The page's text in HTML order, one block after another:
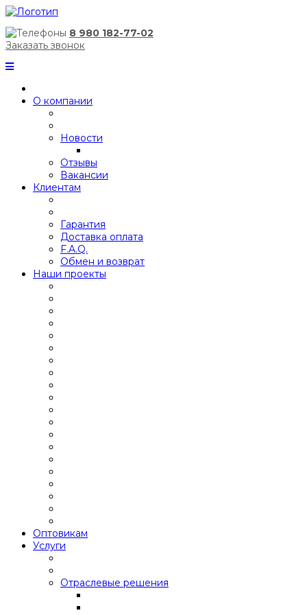
8 980 182-77-02
Заказать звонок
О компании
Новости
Отзывы
Вакансии
Клиентам
Гарантия
Доставка оплата
F.A.Q.
Обмен и возврат
Наши проекты
Оптовикам
Услуги
Отраслевые решения